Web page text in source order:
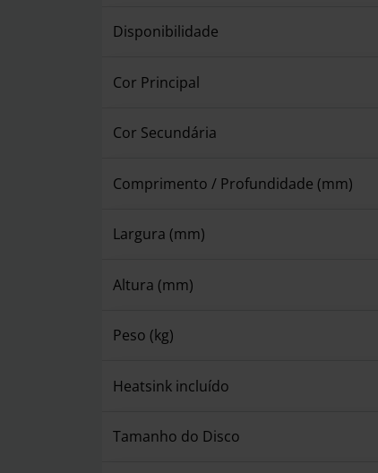
Disponibilidade
Cor Principal
Cor Secundária
Comprimento / Profundidade (mm)
Largura (mm)
Altura (mm)
Peso (kg)
Heatsink incluído
Tamanho do Disco